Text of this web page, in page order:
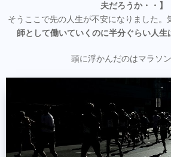
夫だろうか・・】
そうここで先の人生が不安になりました。
師として働いていくのに半分ぐらい人生
頭に浮かんだのはマラソン